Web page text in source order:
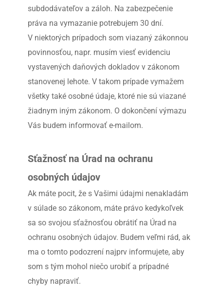
subdodávateľov a záloh. Na zabezpečenie
práva na vymazanie potrebujem 30 dní.
V niektorých prípadoch som viazaný zákonnou
povinnosťou, napr. musím viesť evidenciu
vystavených daňových dokladov v zákonom
stanovenej lehote. V takom prípade vymažem
všetky také osobné údaje, ktoré nie sú viazané
žiadnym iným zákonom. O dokončení výmazu
Vás budem informovať e-mailom.
Sťažnosť na Úrad na ochranu
osobných údajov
Ak máte pocit, že s Vašimi údajmi nenakladám
v súlade so zákonom, máte právo kedykoľvek
sa so svojou sťažnosťou obrátiť na Úrad na
ochranu osobných údajov. Budem veľmi rád, ak
ma o tomto podozrení najprv informujete, aby
som s tým mohol niečo urobiť a prípadné
chyby napraviť.